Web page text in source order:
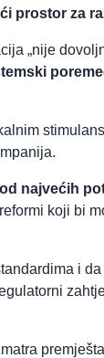
prostor za
„nije
najvećih
koji bi
i